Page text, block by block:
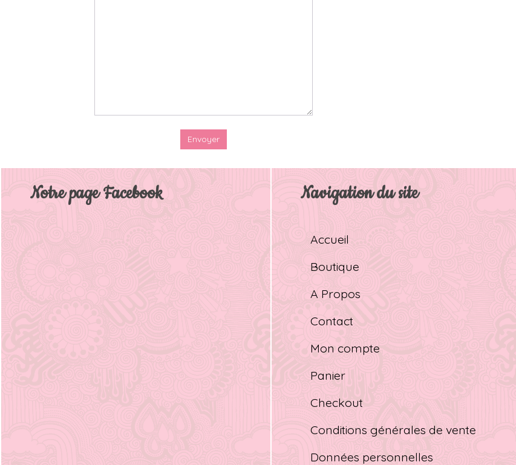
Notre page Facebook Navigation du site
Accueil
Boutique
A Propos
Contact
Mon compte
Panier
Checkout
Conditions générales de vente
Données personnelles